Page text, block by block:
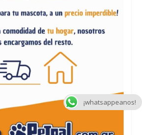
¡whatsappeanos!